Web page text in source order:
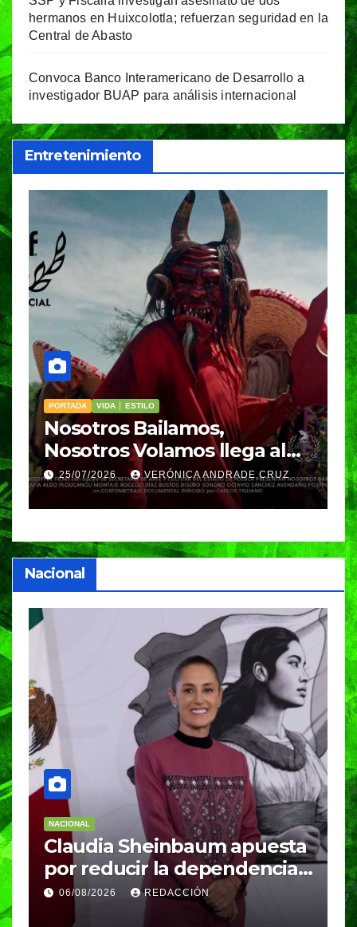
hermanos en Huixcolotla; refuerzan seguridad en la
Central de Abasto
Convoca Banco Interamericano de Desarrollo a
investigador BUAP para análisis internacional
Entretenimiento
PORTADA VIDA │ ESTILO
Nosotros Bailamos,
Nosotros Volamos llega al
GIFF
25/07/2026 VERÓNICA ANDRADE CRUZ
Nacional
NACIONAL
Claudia Sheinbaum apuesta
por reducir la dependencia
del gas importado; fracking
sigue bajo evaluación
06/08/2026 REDACCIÓN